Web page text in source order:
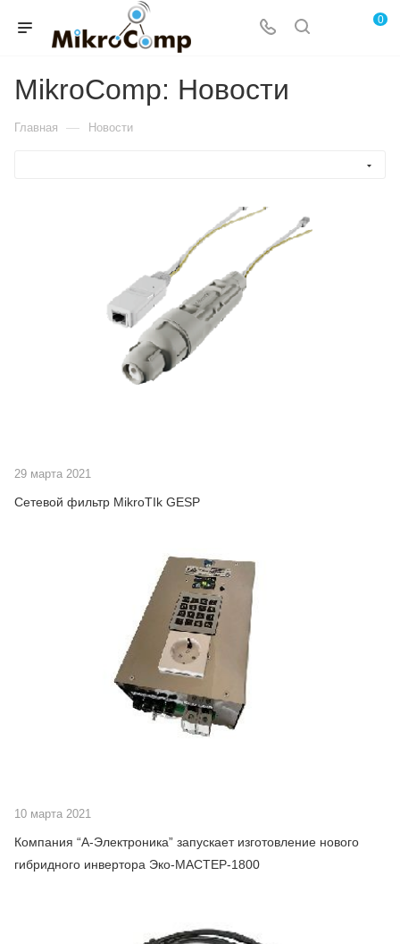
0
MikroComp: Новости
Главная — Новости
29 марта 2021
Сетевой фильтр MikroTIk GESP
10 марта 2021
Компания “А-Электроника” запускает изготовление нового
гибридного инвертора Эко-МАСТЕР-1800